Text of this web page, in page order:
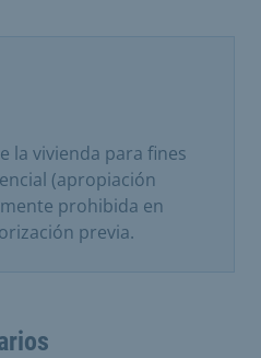
la vivienda para fines
(apropiación
prohibida en
previa.